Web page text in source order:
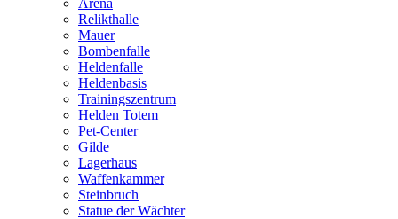
Arena
Relikthalle
Mauer
Bombenfalle
Heldenfalle
Heldenbasis
Trainingszentrum
Helden Totem
Pet-Center
Gilde
Lagerhaus
Waffenkammer
Steinbruch
Statue der Wächter